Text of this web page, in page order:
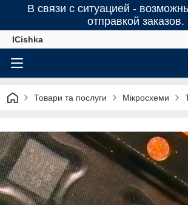
В связи с ситуацией -
отправкой заказов.
ICishka
Товари та послуги Мікросхеми